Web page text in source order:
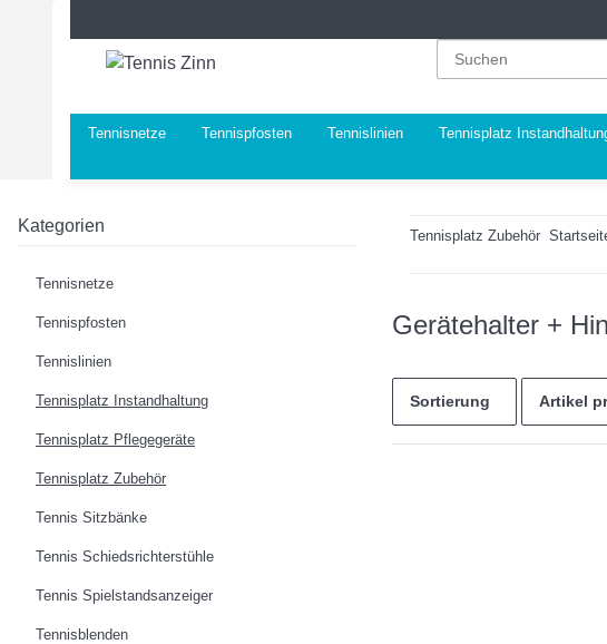
Tennisnetze Tennispfosten Tennislinien Tennisplatz
Tennisplatz Zubehör
Gerätehalter +
Sortierung Artikel
Kategorien
Tennisnetze
Tennispfosten
Tennislinien
Tennisplatz Instandhaltung
Tennisplatz Pflegegeräte
Tennisplatz Zubehör
Tennis Sitzbänke
Tennis Schiedsrichterstühle
Tennis Spielstandsanzeiger
Tennisblenden